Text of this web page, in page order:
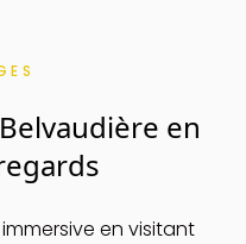
en
en visitant